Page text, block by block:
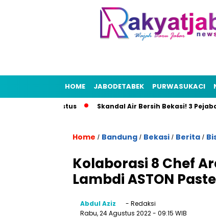
HOME JABODETABEK PURWASUKACI
Skandal Air Bersih Bekasi! 3 Pejabat
Home / Bandung / Bekasi / Berita /
Kolaborasi 8 Chef
Lambdi ASTON
Abdul Aziz
- Redaksi
Rabu, 24 Agustus 2022- 09:15 WIB